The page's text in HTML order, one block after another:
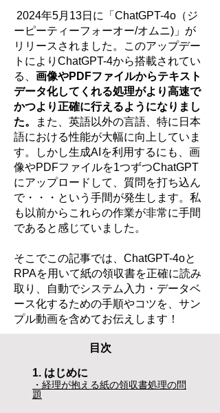
2024年5月13日に「ChatGPT-4o（ジ
ーピーティーフォーオー/オムニ)」が
リリースされました。このアップデー
トによりChatGPT-4から搭載されてい
る、 画像やPDFファイルからテキスト
データ化してくれる処理がより高速で
かつより正確に行えるようになりまし
た。
また、英語以外の言語、特に日本
語における性能が大幅に向上していま
す。しかし生成AIを利用するにも、画
像やPDFファイルを1つずつChatGPT
にアップロードして、質問を打ち込ん
で・・・という手間が発生します。私
も以前からこれらの作業が非常に手間
であると感じていました。
そこでこの記事では、ChatGPT-4oと
RPAを用いて紙の領収書を正確に読み
取り、自動でシステム入力・データベ
ース化するための手順やコツを、サン
プル動画を含めてお伝えします！
目次
1. はじめに
・経理が抱える紙の領収書処理の問
題